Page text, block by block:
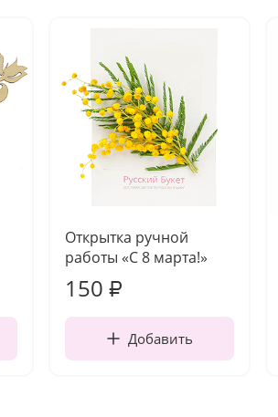
Открытка ручной
работы «С 8 марта!»
150 ₽
Добавить